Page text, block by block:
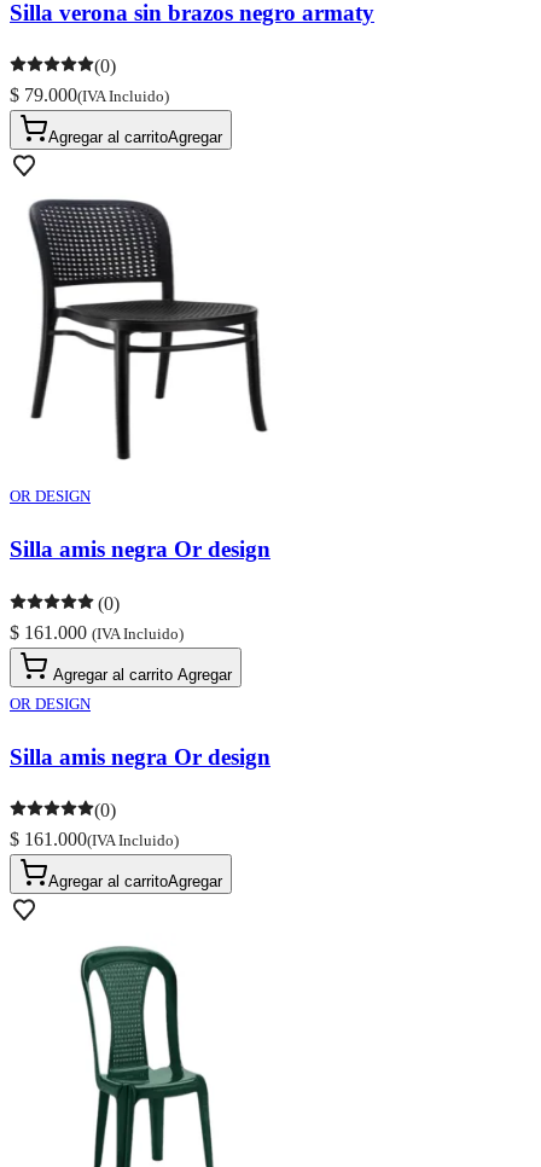
Silla verona sin brazos negro armaty
(0)
$ 79.000(IVA Incluido)
Agregar al carritoAgregar
OR DESIGN
Silla amis negra Or design
(0)
$ 161.000 (IVA Incluido)
Agregar al carrito Agregar
OR DESIGN
Silla amis negra Or design
(0)
$ 161.000(IVA Incluido)
Agregar al carritoAgregar